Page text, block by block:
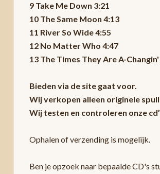
9 Take Me Down 3:21
10 The Same Moon 4:13
11 River So Wide 4:55
12 No Matter Who 4:47
13 The Times They Are A-
Bieden via de site gaat voor.
Wij verkopen alleen originele
Wij testen en controleren onze
Ophalen of verzending is mogelijk.
Ben je opzoek naar bepaalde CD's